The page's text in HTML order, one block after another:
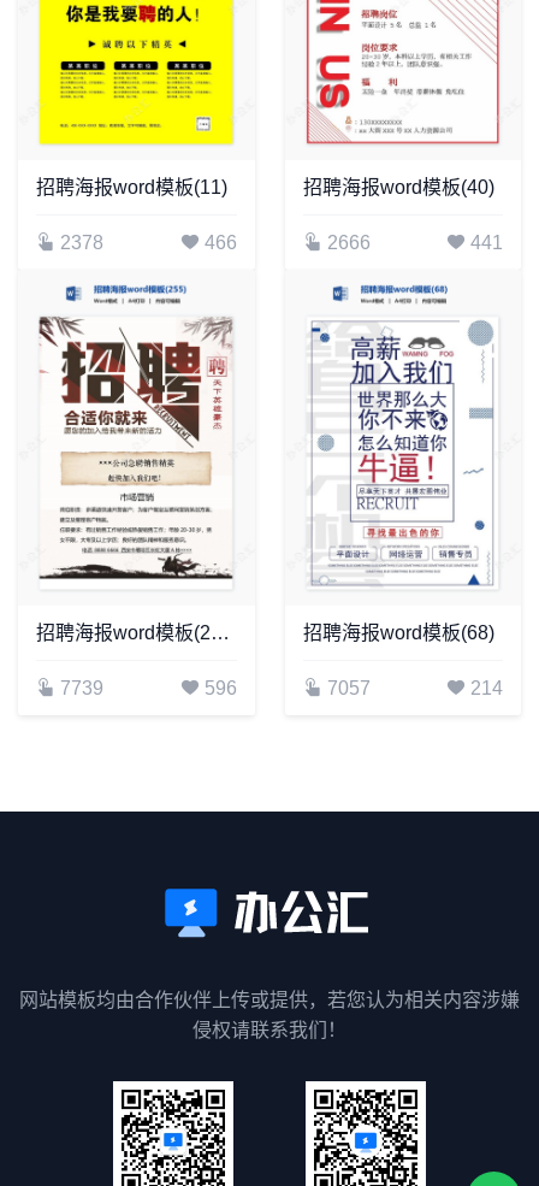
招聘海报word模板(11)
2378 466
招聘海报word模板(40)
2666 441
招聘海报word模板(255)
7739 596
招聘海报word模板(68)
7057 214
网站模板均由合作伙伴上传或提供，若您认为相关内容涉嫌
侵权请联系我们！